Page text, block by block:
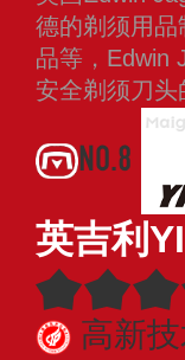
德的剃须用
品等，Edwin
安全剃须刀头
NO.8
英吉利
高新